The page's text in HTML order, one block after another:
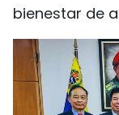
bienestar de